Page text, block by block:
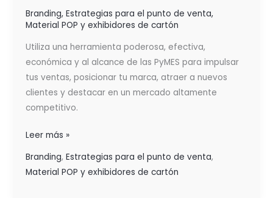
Branding, Estrategias para el punto de venta,
Material POP y exhibidores de cartón
Utiliza una herramienta poderosa, efectiva,
económica y al alcance de las PyMES para impulsar
tus ventas, posicionar tu marca, atraer a nuevos
clientes y destacar en un mercado altamente
competitivo.
Leer más »
Branding, Estrategias para el punto de venta,
Material POP y exhibidores de cartón